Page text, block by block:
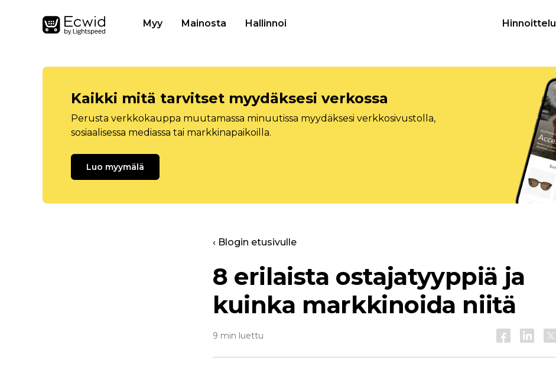
Myy Mainosta Hallinnoi Hinnoittelu
Kaikki mitä tarvitset myydäksesi verkossa
Perusta verkkokauppa muutamassa minuutissa myydäksesi verkkosivustolla,
sosiaalisessa mediassa tai markkinapaikoilla.
Luo myymälä
‹ Blogin etusivulle
8 erilaista ostajatyyppiä ja
kuinka markkinoida niitä
9 min luettu